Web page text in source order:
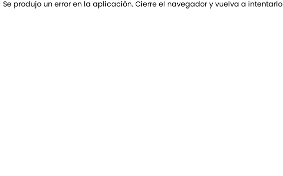
Se produjo un error en la aplicación. Cierre el navegador y vuelva a intentarlo